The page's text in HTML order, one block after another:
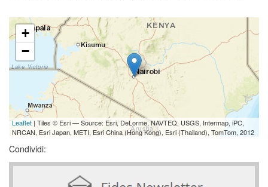
+
−
Leaflet | Tiles © Esri — Source: Esri, DeLorme, NAVTEQ, USGS, Intermap, iPC,
NRCAN, Esri Japan, METI, Esri China (Hong Kong), Esri (Thailand), TomTom, 2012
Condividi: